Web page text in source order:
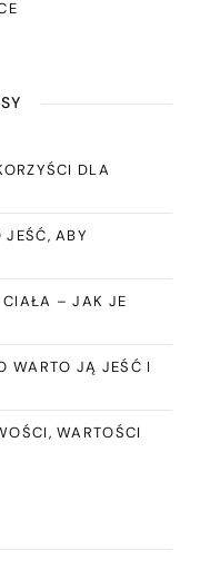
DLA
JEŚĆ, ABY
CIAŁA – JAK JE
WARTO JĄ JEŚĆ I
WARTOŚCI